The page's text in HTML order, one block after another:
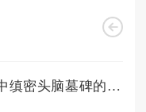
全民奇迹2中缜密头脑墓碑的具体藏匿点是哪里